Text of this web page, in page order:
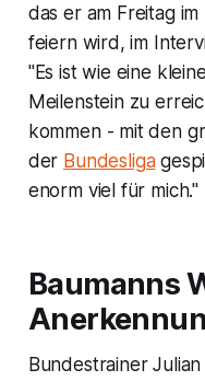
das er am Freitag
feiern wird, im
"Es ist wie eine
Meilenstein zu
kommen - mit den
der Bundesliga
enorm viel für mich."
Baumanns
Bundestrainer